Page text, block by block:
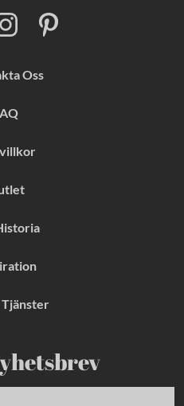
Oss
Tjänster
I
n
g
a
m